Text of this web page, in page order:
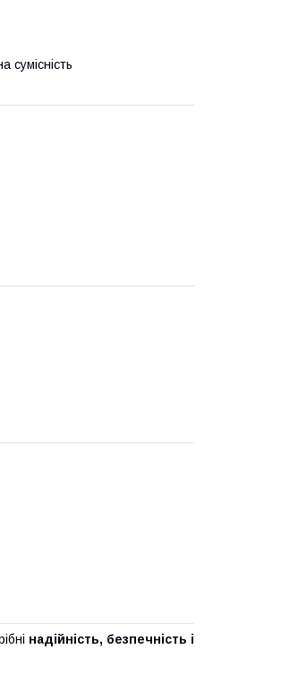
сумісність
надійність, безпечність і